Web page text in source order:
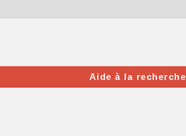
Aide à la recherche